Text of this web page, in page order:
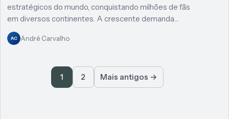
estratégicos do mundo, conquistando milhões de fãs
em diversos continentes. A crescente demanda…
AC André Carvalho
Paginação de posts
1 2 Mais antigos →